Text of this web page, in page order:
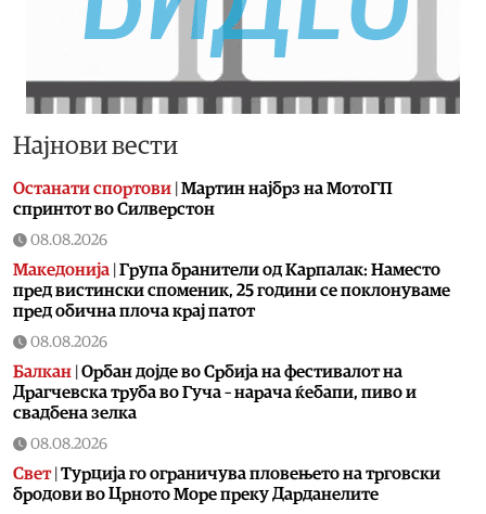
Најнови вести
Останати спортови Мартин најбрз на МотоГП
спринтот во Силверстон
08.08.2026
Македонија Група бранители од Карпалак: Наместо
пред вистински споменик, 25 години се поклонуваме
пред обична плоча крај патот
08.08.2026
Балкан Орбан дојде во Србија на фестивалот на
Драгчевска труба во Гуча – нарача ќебапи, пиво и
свадбена зелка
08.08.2026
Свет| Турција го ограничува пловењето на трговски
бродови во Црното Море преку Дарданелите